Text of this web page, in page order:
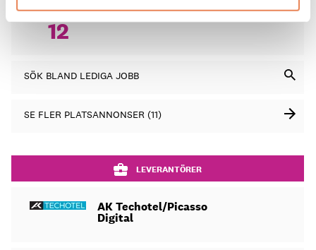
KVAR:
12
Trillevallen
SÖK BLAND LEDIGA JOBB
SE FLER PLATSANNONSER (11)
LEVERANTÖRER
AK Techotel/Picasso
Digital